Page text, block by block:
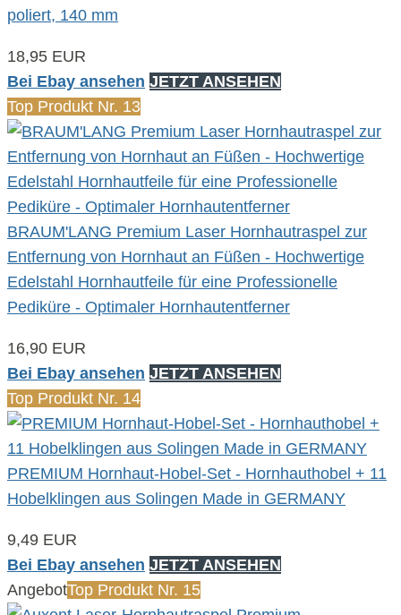
poliert, 140 mm
18,95 EUR
Bei Ebay ansehen JETZT ANSEHEN
Top Produkt Nr. 13
BRAUM'LANG Premium Laser Hornhautraspel zur
Entfernung von Hornhaut an Füßen - Hochwertige
Edelstahl Hornhautfeile für eine Professionelle
Pediküre - Optimaler Hornhautentferner
16,90 EUR
Bei Ebay ansehen JETZT ANSEHEN
Top Produkt Nr. 14
PREMIUM Hornhaut-Hobel-Set - Hornhauthobel + 11
Hobelklingen aus Solingen Made in GERMANY
9,49 EUR
Bei Ebay ansehen JETZT ANSEHEN
AngebotTop Produkt Nr. 15